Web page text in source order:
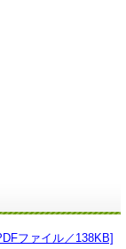
ファイル／138KB]